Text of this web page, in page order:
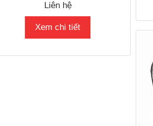
Liên hệ
Xem chi tiết